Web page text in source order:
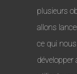
plusieurs
allons
ce qui